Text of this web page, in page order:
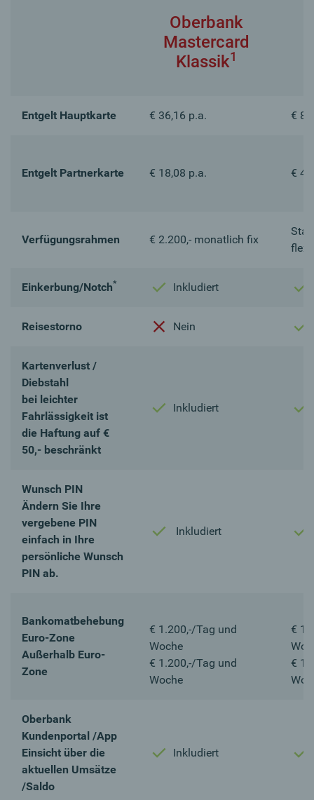
Oberbank
Mastercard
Klassik1
Entgelt Hauptkarte € 36,16 p.a. €
Entgelt Partnerkarte € 18,08 p.a. €
Verfügungsrahmen € 2.200,- monatlich fix
Einkerbung/Notch* Inkludiert
Reisestorno Nein
Kartenverlust /
Diebstahl
bei leichter
Fahrlässigkeit ist
die Haftung auf €
50,- beschränkt
Inkludiert
Wunsch PIN
Ändern Sie Ihre
vergebene PIN
einfach in Ihre
persönliche Wunsch
PIN ab.
Inkludiert
Bankomatbehebung
Euro-Zone
Außerhalb Euro-
Zone
€ 1.200,-/Tag und
Woche
€ 1.200,-/Tag und
Woche
€
€
Oberbank
Kundenportal /App
Einsicht über die
aktuellen Umsätze
/Saldo
Inkludiert